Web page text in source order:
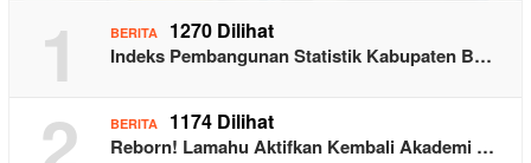
1 BERITA 1270 Dilihat
Indeks Pembangunan Statistik Kabupaten B…
BERITA 1174 Dilihat
Reborn! Lamahu Aktifkan Kembali Akademi …